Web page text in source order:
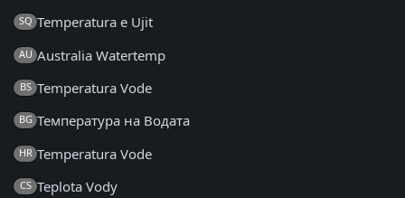
SQ Temperatura e Ujit
AU Australia Watertemp
BS Temperatura Vode
BG Температура на Водата
HR Temperatura Vode
CS Teplota Vody